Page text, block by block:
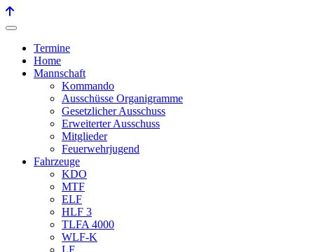
Termine
Home
Mannschaft
Kommando
Ausschüsse Organigramme
Gesetzlicher Ausschuss
Erweiterter Ausschuss
Mitglieder
Feuerwehrjugend
Fahrzeuge
KDO
MTF
ELF
HLF 3
TLFA 4000
WLF-K
LF